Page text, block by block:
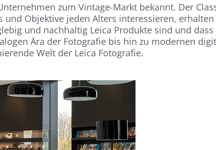
zum Vintage-Markt bekannt. Der
Objektive jeden Alters interessieren,
und nachhaltig Leica Produkte sind und
Ära der Fotografie bis hin zu modernen
Welt der Leica Fotografie.